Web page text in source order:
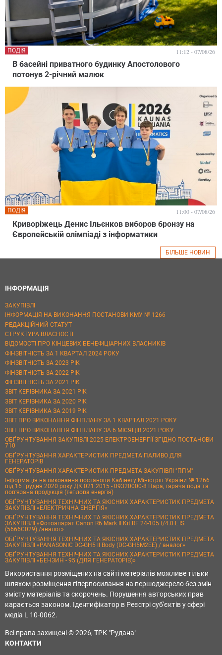
В басейні приватного будинку Апостолового
потонув 2-річний малюк
ПОДІЯ 11:12 - 07/08/26
Криворіжець Денис Ільєнков виборов бронзу на
Європейській олімпіаді з інформатики
ПОДІЯ 11:00 - 07/08/26
БІЛЬШЕ НОВИН
ІНФОРМАЦІЯ
ЗАКУПІВЛІ
ІНФОРМАЦІЯ НА ВИКОНАННЯ ПОСТАНОВИ КМУ № 1266
РЕДАКЦІЙНИЙ СТАТУТ
СТРУКТУРА ВЛАСНОСТІ
ВІДОМОСТІ ПРО КІНЦЕВИХ БЕНЕФІЦІАРНИХ ВЛАСНИКІВ
ФІНЗВІТНІСТЬ ЗА 1 КВАРТАЛ 2024 РОКУ
ФІНЗВІТНІСТЬ ЗА 2023 РІК
ФІНЗВІТНІСТЬ ЗА 2022 РІК
ФІНЗВІТНІСТЬ ЗА 2021 РІК
ЗВІТ КЕРІВНИКА ЗА 2021 РІК
ЗВІТ КЕРІВНИКА ЗА 2020 РІК
ЗВІТ КЕРІВНИКА ЗА 2019 РІК
ЗВІТ ПРО ВИКОНАННЯ ФІНПЛАНУ ЗА 1 КВАРТАЛ 2021 РОКУ
ЗВІТ ПРО ВИКОНАННЯ ФІНПЛАНУ ЗА 6 МІСЯЦІВ 2021 РОКУ
ОБҐРУНТУВАННЯ ЗАКУПІВЛІ 2025 ЕЛЕКТРОЕНЕРГІЇ ЗГІДНО ПОСТАНОВИ
710
ОБҐРУНТУВАННЯ ХАРАКТЕРИСТИК ПРЕДМЕТА ПАЛИВО ДЛЯ
ГЕНЕРАТОРІВ
ОБҐРУНТУВАННЯ ХАРАКТЕРИСТИК ПРЕДМЕТА ЗАКУПІВЛІ "ППМ"
Інформація на виконання постанови Кабінету Міністрів України № 1266
від 16 грудня 2020 року ДК 021:2015 - 09320000-8 Пара, гаряча вода та
пов’язана продукція (теплова енергія)
ОБҐРУНТУВАННЯ ТЕХНІЧНИХ ТА ЯКІСНИХ ХАРАКТЕРИСТИК ПРЕДМЕТА
ЗАКУПІВЛІ «ЕЛЕКТРИЧНА ЕНЕРГІЯ»
ОБҐРУНТУВАННЯ ТЕХНІЧНИХ ТА ЯКІСНИХ ХАРАКТЕРИСТИК ПРЕДМЕТА
ЗАКУПІВЛІ «Фотоапарат Canon R6 Mark II Kit RF 24-105 f/4.0 L IS
(5666C029) /аналог»
ОБҐРУНТУВАННЯ ТЕХНІЧНИХ ТА ЯКІСНИХ ХАРАКТЕРИСТИК ПРЕДМЕТА
ЗАКУПІВЛІ «PANASONIC DC-GH5 II Body (DC-GH5M2EE) / аналог»
ОБҐРУНТУВАННЯ ТЕХНІЧНИХ ТА ЯКІСНИХ ХАРАКТЕРИСТИК ПРЕДМЕТА
ЗАКУПІВЛІ «БЕНЗИН - 95 (ДЛЯ ГЕНЕРАТОРІВ)»
Використання розміщених на сайті матеріалів можливе тільки
шляхом розміщення гіперпосилання на першоджерело без змін
змісту матеріалів та скорочень. Порушення авторських прав
карається законом. Ідентифікатор в Реєстрі суб'єктів у сфері
медіа L 10-0062.
Всі права захищені © 2026, ТРК "Рудана"
КОНТАКТИ